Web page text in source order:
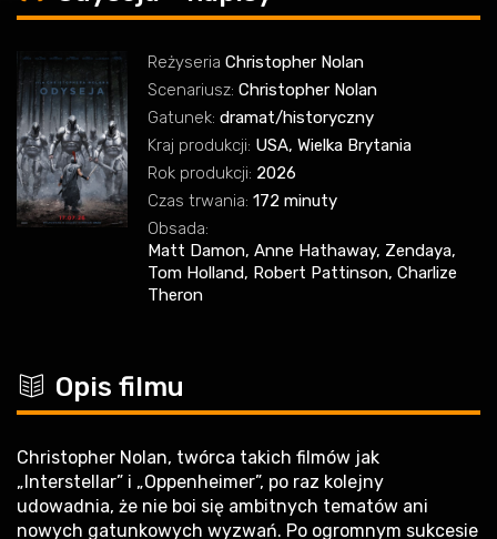
Reżyseria Christopher Nolan
Scenariusz: Christopher Nolan
Gatunek: dramat/historyczny
Kraj produkcji: USA, Wielka Brytania
Rok produkcji: 2026
Czas trwania: 172 minuty
Obsada:
Matt Damon, Anne Hathaway, Zendaya,
Tom Holland, Robert Pattinson, Charlize
Theron
c Opis filmu
Christopher Nolan, twórca takich filmów jak
„Interstellar” i „Oppenheimer”, po raz kolejny
udowadnia, że nie boi się ambitnych tematów ani
nowych gatunkowych wyzwań. Po ogromnym sukcesie